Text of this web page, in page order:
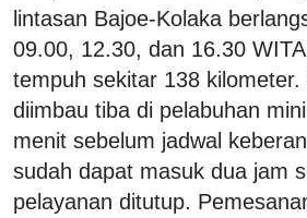
lintasan Bajoe-Kolaka
09.00, 12.30, dan 16.30
tempuh sekitar 138 kilometer.
diimbau tiba di pelabuhan
menit sebelum jadwal
sudah dapat masuk dua jam
pelayanan ditutup.